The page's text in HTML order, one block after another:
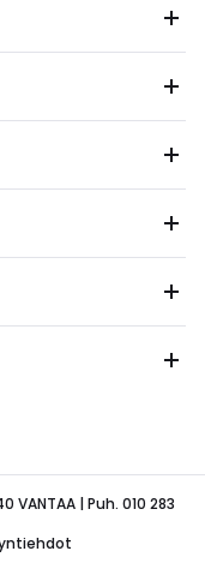
VANTAA | Puh. 010 283